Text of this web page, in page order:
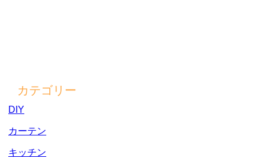
カテゴリー
DIY
カーテン
キッチン